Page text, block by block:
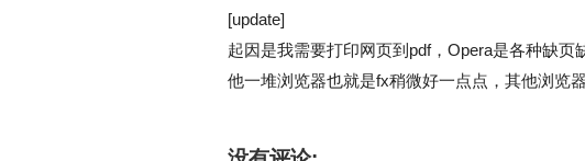
[update]
起因是我需要打印网页到pdf，Opera是各种缺
他一堆浏览器也就是fx稍微好一点点，其他浏览